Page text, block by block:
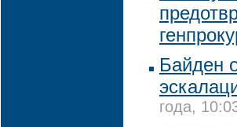
Байден
года,